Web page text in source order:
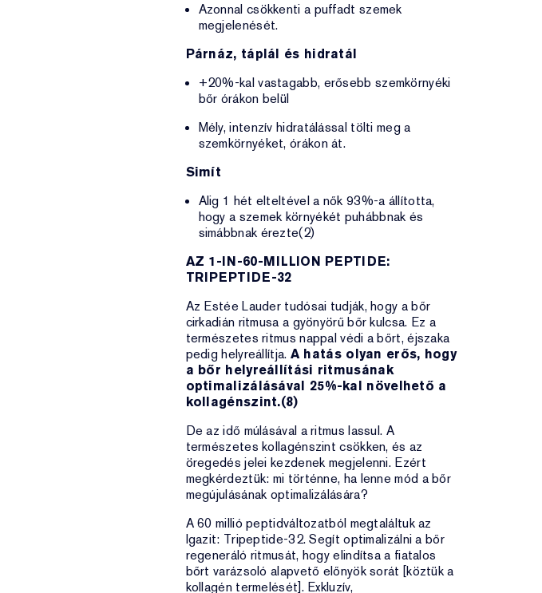
Azonnal csökkenti a puffadt szemek
megjelenését.
Párnáz, táplál és hidratál
+20%-kal vastagabb, erősebb szemkörnyéki
bőr órákon belül
Mély, intenzív hidratálással tölti meg a
szemkörnyéket, órákon át.
Simít
Alig 1 hét elteltével a nők 93%-a állította,
hogy a szemek környékét puhábbnak és
simábbnak érezte(2)
AZ 1-IN-60-MILLION PEPTIDE:
TRIPEPTIDE-32
Az Estée Lauder tudósai tudják, hogy a bőr
cirkadián ritmusa a gyönyörű bőr kulcsa. Ez a
természetes ritmus nappal védi a bőrt, éjszaka
pedig helyreállítja. A hatás olyan erős, hogy
a bőr helyreállítási ritmusának
optimalizálásával 25%-kal növelhető a
kollagénszint.(8)
De az idő múlásával a ritmus lassul. A
természetes kollagénszint csökken, és az
öregedés jelei kezdenek megjelenni. Ezért
megkérdeztük: mi történne, ha lenne mód a bőr
megújulásának optimalizálására?
A 60 millió peptidváltozatból megtaláltuk az
Igazit: Tripeptide-32. Segít optimalizálni a bőr
regeneráló ritmusát, hogy elindítsa a fiatalos
bőrt varázsoló alapvető előnyök sorát [köztük a
kollagén termelését]. Exkluzív,